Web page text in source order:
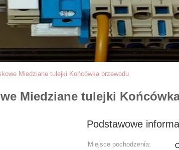
Miedziane tulejki Końcówka przewodu
Miedziane tulejki
Podstawowe
Miejsce pochodzenia: